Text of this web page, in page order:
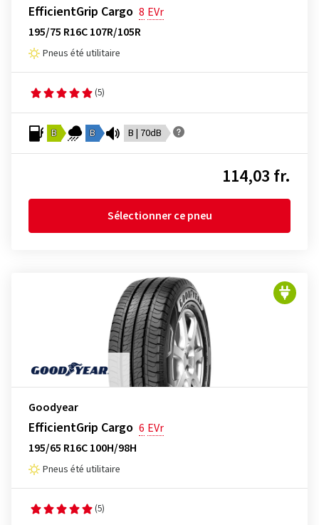
EfficientGrip Cargo 8 EVr
195/75 R16C 107R/105R
Pneus été utilitaire
(5)
B B B | 70dB
114,03 fr.
Sélectionner ce pneu
Goodyear
EfficientGrip Cargo 6 EVr
195/65 R16C 100H/98H
Pneus été utilitaire
(5)